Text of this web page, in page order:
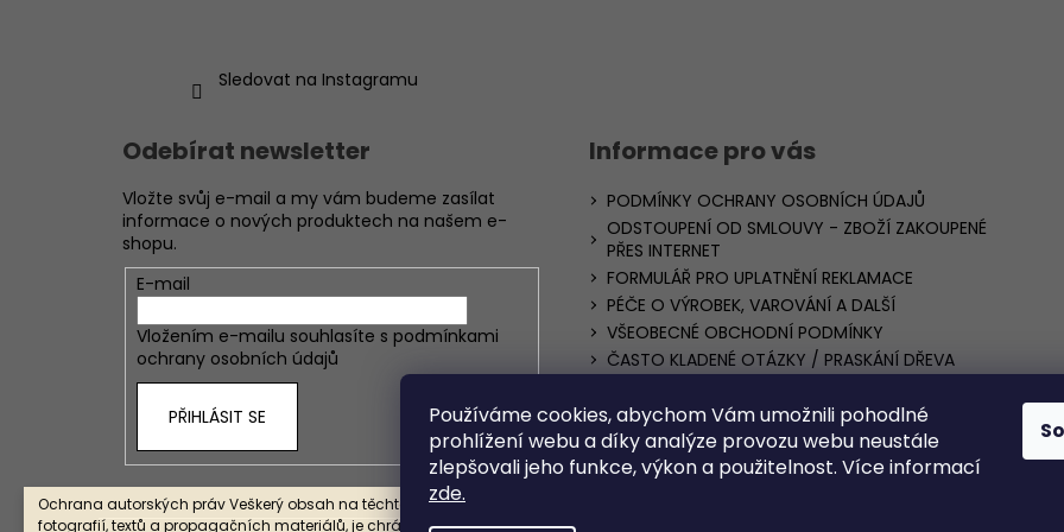
Používáme cookies, abychom Vám umožnili pohodlné
prohlížení webu a díky analýze provozu webu neustále
zlepšovali jeho funkce, výkon a použitelnost. Více informací
zde.
Ochrana autorských práv Veškerý obsah na těchto stránkách, včetně
fotografií, textů a propagačních materiálů, je chráněn autorským
Sledovat na Instagramu
Odebírat newsletter
Vložte svůj e-mail a my vám budeme zasílat
informace o nových produktech na našem e-
shopu.
E-mail
Vložením e-mailu souhlasíte s podmínkami
ochrany osobních údajů
PŘIHLÁSIT SE
Informace pro vás
PODMÍNKY OCHRANY OSOBNÍCH ÚDAJŮ
ODSTOUPENÍ OD SMLOUVY - ZBOŽÍ ZAKOUPENÉ
PŘES INTERNET
FORMULÁŘ PRO UPLATNĚNÍ REKLAMACE
PÉČE O VÝROBEK, VAROVÁNÍ A DALŠÍ
VŠEOBECNÉ OBCHODNÍ PODMÍNKY
ČASTO KLADENÉ OTÁZKY / PRASKÁNÍ DŘEVA
dřeva
Zusammenarbeit mit Geschäften
DOPRAVA A POŠTOVNÉ